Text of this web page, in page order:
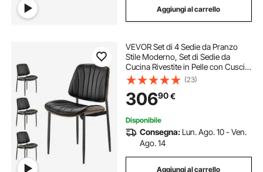
Aggiungi al carrello
VEVOR Set di 4 Sedie da Pranzo
Stile Moderno, Set di Sedie da
Cucina Rivestite in Pelle con Cuscini
Gambe in Metallo, Mobili
Salvaspazio per Tavolo da Aranzo,
Soggiorno, Cucina, Nero
(23)
30690€
Disponibile
Consegna: Lun. Ago. 10 - Ven.
Ago. 14
Aggiungi al carrello